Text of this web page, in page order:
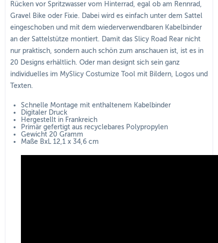
Rücken vor Spritzwasser vom Hinterrad, egal ob am Rennrad,
Gravel Bike oder Fixie. Dabei wird es einfach unter dem Sattel
eingeschoben und mit dem wiederverwendbaren Kabelbinder
an der Sattelstütze montiert. Damit das Slicy Road Rear nicht
nur praktisch, sondern auch schön zum anschauen ist, ist es in
20 Designs erhältlich. Oder man designt sich sein ganz
individuelles im MySlicy Costumize Tool mit Bildern, Logos und
Texten.
Schnelle Montage mit enthaltenem Kabelbinder
Digitaler Druck
Hergestellt in Frankreich
Primär gefertigt aus recyclebares Polypropylen
Gewicht 20 Gramm
Maße BxL 12,1 x 34,6 cm